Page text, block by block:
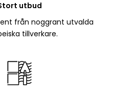
utbud
från noggrant utvalda
tillverkare.